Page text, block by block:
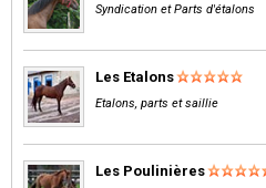
Syndication et Parts d'étalons
Les Etalons
Etalons, parts et saillie
Les Poulinières